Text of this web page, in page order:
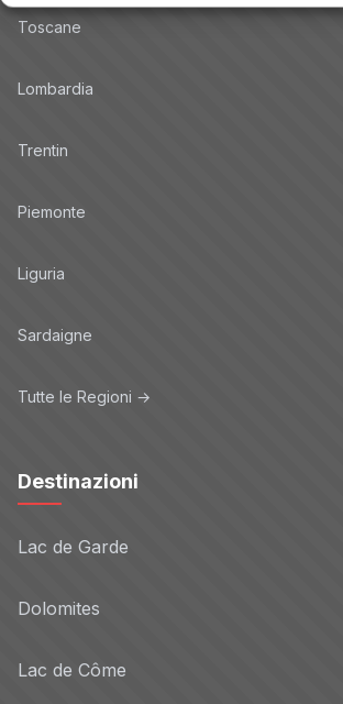
Toscane
Lombardia
Trentin
Piemonte
Liguria
Sardaigne
Tutte le Regioni →
Destinazioni
Lac de Garde
Dolomites
Lac de Côme